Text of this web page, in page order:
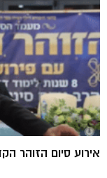
אירוע סיום הזוהר